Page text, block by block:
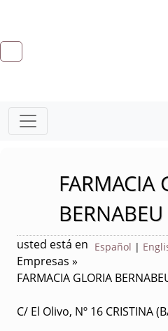
FARMACIA
Español |
usted está en
Empresas »
FARMACIA GLORIA
C/ El Olivo, Nº 16 CRISTINA